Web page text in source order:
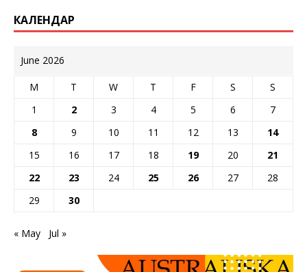
КАЛЕНДАР
June 2026
M T W T F S
S
1
2 3 4 5 6
7
8
9 10 11 12 13
14
15
16 17 18 19 20
21
22
23 24 25 26 27
28
29
30
« May Jul »